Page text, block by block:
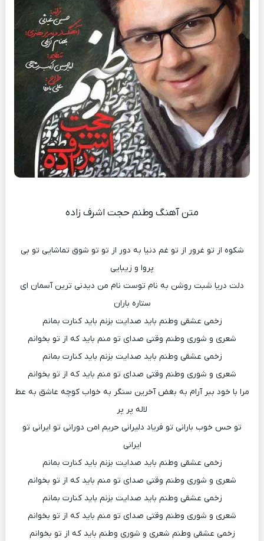
متن آهنگ وطنم حجت اشرف زاده
شکوه از تو غرور از تو غم دنیا به دور از تو تو شوق تماشایی تو بی
پروا و زیبایی
دلت دریا شبت روشن به نام توست نام من دیدنی ترین آسمان ای
ستاره باران
زخمی عشقی وطنم باید صدایت بزنم باید کنارت بمانم
شعری و شوری وطنم وقتی صدای تو منم باید که از تو بخوانم
زخمی عشقی وطنم باید صدایت بزنم باید کنارت بمانم
شعری و شوری وطنم وقتی صدای تو منم باید که از تو بخوانم
مرا با خود ببر آرام به بغض آخرین سنگر به خواب کوچه عاشق به عط
لاله پر پر
تو حس خوب بارانی تو فریاد دلیرانی حریم امن دورانی تو ایرانی تو
ایرانی
زخمی عشقی وطنم باید صدایت بزنم باید کنارت بمانم
شعری و شوری وطنم وقتی صدای تو منم باید که از تو بخوانم
زخمی عشقی وطنم باید صدایت بزنم باید کنارت بمانم
شعری و شوری وطنم وقتی صدای تو منم باید که از تو بخوانم
زخمی عشقی وطنم شعری و شوری وطنم باید که از تو بخوانم